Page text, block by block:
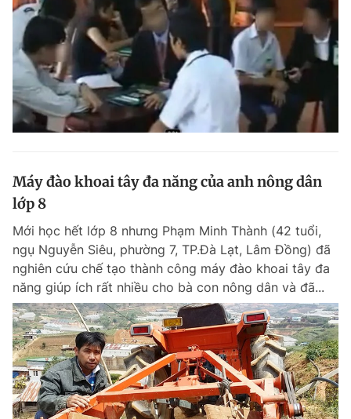
Máy đào khoai tây đa năng của anh nông dân
lớp 8
Mới học hết lớp 8 nhưng Phạm Minh Thành (42 tuổi,
ngụ Nguyễn Siêu, phường 7, TP.Đà Lạt, Lâm Đồng) đã
nghiên cứu chế tạo thành công máy đào khoai tây đa
năng giúp ích rất nhiều cho bà con nông dân và đã...